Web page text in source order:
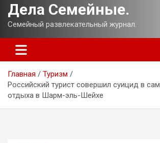
Дела Семейные.
Семейный развлекательный журнал.
Главная
Туризм
Российский турист совершил суицид в
отдыха в Шарм-эль-Шейхе